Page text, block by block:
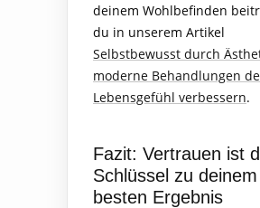
deinem Wohlbefinden
du in unserem Artikel
Selbstbewusst durch
moderne Behandlungen
Lebensgefühl verbessern.
Fazit: Vertrauen ist
Schlüssel zu deinem
besten Ergebnis